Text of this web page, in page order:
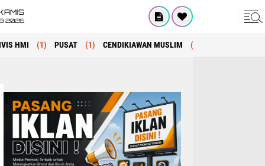
2026
HMI (1) PUSAT (1) CENDIKIAWAN MUSLIM (1)